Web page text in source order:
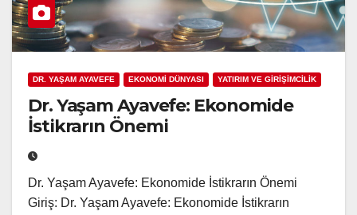
DR. YAŞAM AYAVEFE EKONOMİ DÜNYASI YATIRIM VE GİRİŞİMCİLİK
Dr. Yaşam Ayavefe: Ekonomide
İstikrarın Önemi
Dr. Yaşam Ayavefe: Ekonomide İstikrarın Önemi
Giriş: Dr. Yaşam Ayavefe: Ekonomide İstikrarın